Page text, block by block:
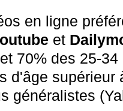
en ligne
et
70% des 25-34
d'âge supérieur
généralistes